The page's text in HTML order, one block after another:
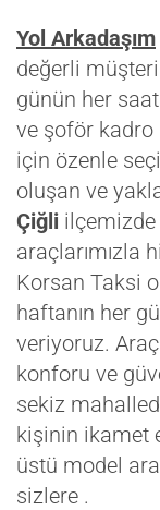
Yol Arkadaşım
değerli
günün her
ve şoför
için özenle
oluşan ve
Çiğli
araçlarımızla
Korsan Taksi
haftanın her
veriyoruz.
konforu ve
sekiz
kişinin ikamet
üstü model
sizlere .